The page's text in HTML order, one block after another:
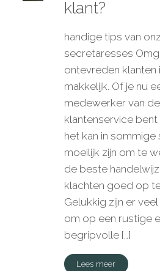
klant?
handige tips van
secretaresses
ontevreden klanten
makkelijk. Of je nu
medewerker van de
klantenservice bent
het kan in sommige
moeilijk zijn om te
de beste
klachten goed op
Gelukkig zijn er veel
om op een rustige
begripvolle […]
Lees meer